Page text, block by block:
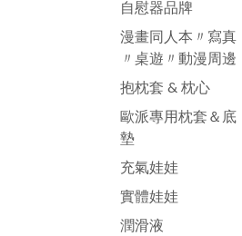
自慰器品牌
漫畫同人本〃寫真
〃桌遊〃動漫周邊
抱枕套 & 枕心
歐派專用枕套＆底
墊
充氣娃娃
實體娃娃
潤滑液